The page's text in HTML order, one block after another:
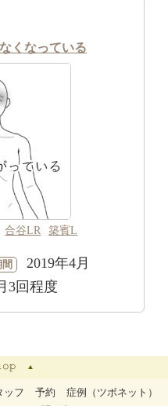
くなっている
合谷LR 築賓L
間 2019年4月
3回程度
ッフ 予約
症例（ツボネット）